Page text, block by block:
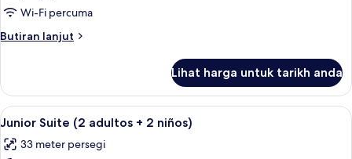
adultos
+
Wi-Fi percuma
Butiran lanjut
Butiran
Suite
(2
adultos
Lihat harga untuk tarikh anda
Lihat
semua
foto
Peralatan tempat tidur premium, bar
4
Junior Suite (2 adultos + 2 niños)
33 meter persegi